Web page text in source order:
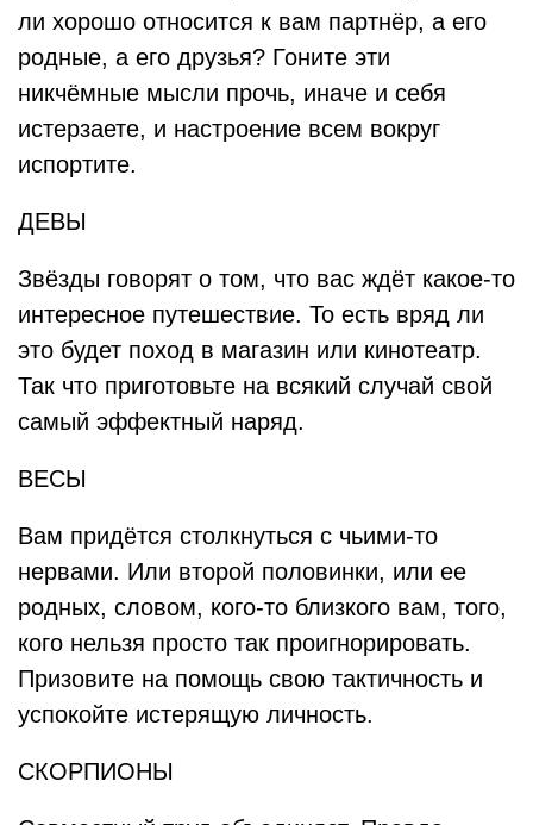
ли хорошо относится к вам партнёр, а его
родные, а его друзья? Гоните эти
никчёмные мысли прочь, иначе и себя
истерзаете, и настроение всем вокруг
испортите.
ДЕВЫ
Звёзды говорят о том, что вас ждёт какое-то
интересное путешествие. То есть вряд ли
это будет поход в магазин или кинотеатр.
Так что приготовьте на всякий случай свой
самый эффектный наряд.
ВЕСЫ
Вам придётся столкнуться с чьими-то
нервами. Или второй половинки, или ее
родных, словом, кого-то близкого вам, того,
кого нельзя просто так проигнорировать.
Призовите на помощь свою тактичность и
успокойте истерящую личность.
СКОРПИОНЫ